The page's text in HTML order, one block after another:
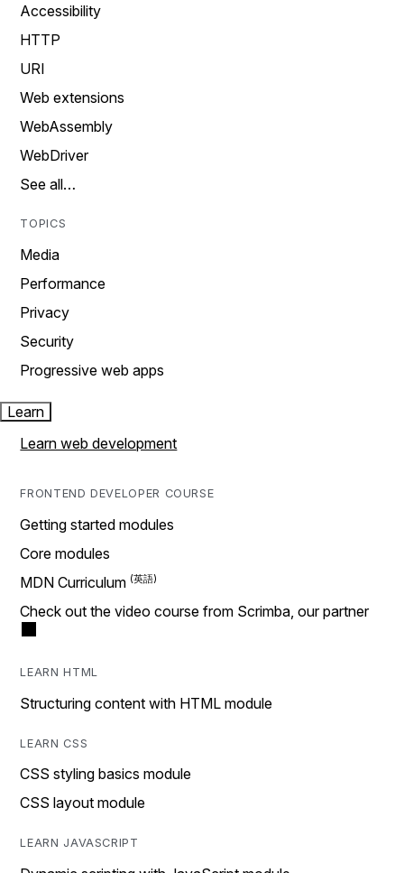
Accessibility
HTTP
URI
Web extensions
WebAssembly
WebDriver
See all…
TOPICS
Media
Performance
Privacy
Security
Progressive web apps
Learn
Learn web development
FRONTEND DEVELOPER COURSE
Getting started modules
Core modules
MDN Curriculum
Check out the video course from Scrimba, our partner
LEARN HTML
Structuring content with HTML module
LEARN CSS
CSS styling basics module
CSS layout module
LEARN JAVASCRIPT